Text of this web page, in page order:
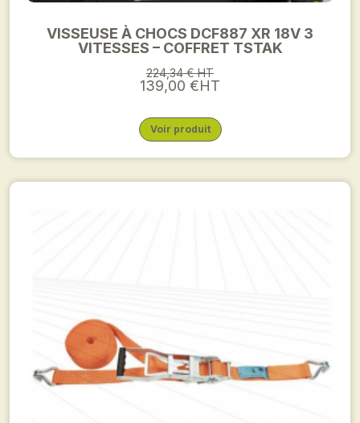
VISSEUSE À CHOCS DCF887 XR 18V 3
VITESSES – COFFRET TSTAK
224,34 € HT
139,00 €HT
Voir produit